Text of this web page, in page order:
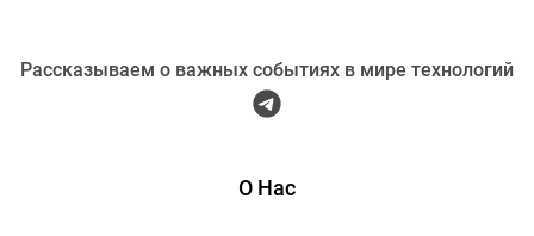
Рассказываем о важных событиях в мире технологий
О Нас